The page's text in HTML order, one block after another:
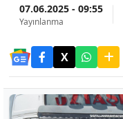
07.06.2025 - 09:55
Yayınlanma